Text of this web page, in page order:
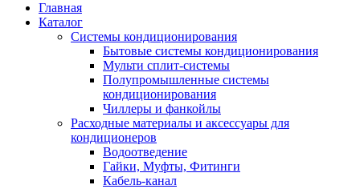
Главная
Каталог
Системы кондиционирования
Бытовые системы кондиционирования
Мульти сплит-системы
Полупромышленные системы
кондиционирования
Чиллеры и фанкойлы
Расходные материалы и аксессуары для
кондиционеров
Водоотведение
Гайки, Муфты, Фитинги
Кабель-канал